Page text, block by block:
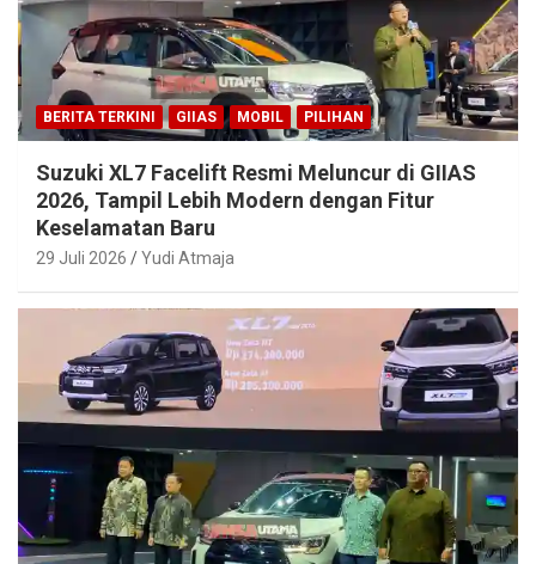
BERITA TERKINI GIIAS MOBIL PILIHAN
Suzuki XL7 Facelift Resmi Meluncur di GIIAS
2026, Tampil Lebih Modern dengan Fitur
Keselamatan Baru
29 Juli 2026 Yudi Atmaja